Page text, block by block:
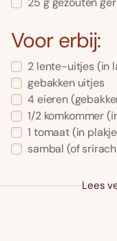
Voor erbij:
2 lente-uitjes(in
gebakken uitjes
4eieren
1/2 komkommer
1 tomaat(in
sambal (of
Lees